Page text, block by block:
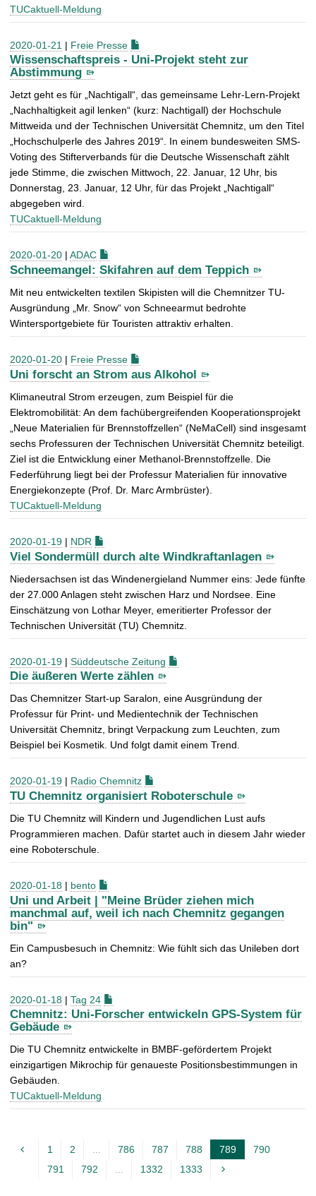
TUCaktuell-Meldung
2020-01-21 | Freie Presse
Wissenschaftspreis - Uni-Projekt steht zur
Abstimmung
Jetzt geht es für „Nachtigall“, das gemeinsame Lehr-Lern-Projekt
„Nachhaltigkeit agil lenken“ (kurz: Nachtigall) der Hochschule
Mittweida und der Technischen Universität Chemnitz, um den Titel
„Hochschulperle des Jahres 2019“. In einem bundesweiten SMS-
Voting des Stifterverbands für die Deutsche Wissenschaft zählt
jede Stimme, die zwischen Mittwoch, 22. Januar, 12 Uhr, bis
Donnerstag, 23. Januar, 12 Uhr, für das Projekt „Nachtigall“
abgegeben wird.
TUCaktuell-Meldung
2020-01-20 | ADAC
Schneemangel: Skifahren auf dem Teppich
Mit neu entwickelten textilen Skipisten will die Chemnitzer TU-
Ausgründung „Mr. Snow“ von Schneearmut bedrohte
Wintersportgebiete für Touristen attraktiv erhalten.
2020-01-20 | Freie Presse
Uni forscht an Strom aus Alkohol
Klimaneutral Strom erzeugen, zum Beispiel für die
Elektromobilität: An dem fachübergreifenden Kooperationsprojekt
„Neue Materialien für Brennstoffzellen“ (NeMaCell) sind insgesamt
sechs Professuren der Technischen Universität Chemnitz beteiligt.
Ziel ist die Entwicklung einer Methanol-Brennstoffzelle. Die
Federführung liegt bei der Professur Materialien für innovative
Energiekonzepte (Prof. Dr. Marc Armbrüster).
TUCaktuell-Meldung
2020-01-19 | NDR
Viel Sondermüll durch alte Windkraftanlagen
Niedersachsen ist das Windenergieland Nummer eins: Jede fünfte
der 27.000 Anlagen steht zwischen Harz und Nordsee. Eine
Einschätzung von Lothar Meyer, emeritierter Professor der
Technischen Universität (TU) Chemnitz.
2020-01-19 | Süddeutsche Zeitung
Die äußeren Werte zählen
Das Chemnitzer Start-up Saralon, eine Ausgründung der
Professur für Print- und Medientechnik der Technischen
Universität Chemnitz, bringt Verpackung zum Leuchten, zum
Beispiel bei Kosmetik. Und folgt damit einem Trend.
2020-01-19 | Radio Chemnitz
TU Chemnitz organisiert Roboterschule
Die TU Chemnitz will Kindern und Jugendlichen Lust aufs
Programmieren machen. Dafür startet auch in diesem Jahr wieder
eine Roboterschule.
2020-01-18 | bento
Uni und Arbeit | "Meine Brüder ziehen mich
manchmal auf, weil ich nach Chemnitz gegangen
bin"
Ein Campusbesuch in Chemnitz: Wie fühlt sich das Unileben dort
an?
2020-01-18 | Tag 24
Chemnitz: Uni-Forscher entwickeln GPS-System für
Gebäude
Die TU Chemnitz entwickelte in BMBF-gefördertem Projekt
einzigartigen Mikrochip für genaueste Positionsbestimmungen in
Gebäuden.
TUCaktuell-Meldung
1 2 ... 786 787 788 789A
790
791
792 ... 1332 1333